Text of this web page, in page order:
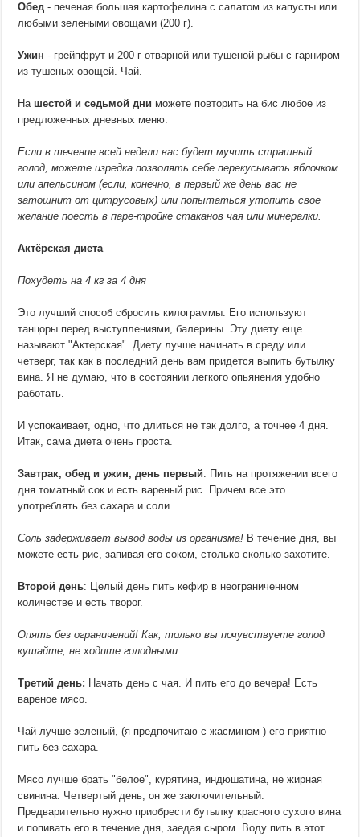
Обед - печеная большая картофелина с салатом из капусты или
любыми зелеными овощами (200 г).
Ужин - грейпфрут и 200 г отварной или тушеной рыбы с гарниром
из тушеных овощей. Чай.
На шестой и седьмой дни можете повторить на бис любое из
предложенных дневных меню.
Если в течение всей недели вас будет мучить страшный
голод, можете изредка позволять себе перекусывать яблочком
или апельсином (если, конечно, в первый же день вас не
затошнит от цитрусовых) или попытаться утопить свое
желание поесть в паре-тройке стаканов чая или минералки.
Актёрская диета
Похудеть на 4 кг за 4 дня
Это лучший способ сбросить килограммы. Его используют
танцоры перед выступлениями, балерины. Эту диету еще
называют "Актерская". Диету лучше начинать в среду или
четверг, так как в последний день вам придется выпить бутылку
вина. Я не думаю, что в состоянии легкого опьянения удобно
работать.
И успокаивает, одно, что длиться не так долго, а точнее 4 дня.
Итак, сама диета очень проста.
Завтрак, обед и ужин, день первый: Пить на протяжении всего
дня томатный сок и есть вареный рис. Причем все это
употреблять без сахара и соли.
Соль задерживает вывод воды из организма! В течение дня, вы
можете есть рис, запивая его соком, столько сколько захотите.
Второй день: Целый день пить кефир в неограниченном
количестве и есть творог.
Опять без ограничений! Как, только вы почувствуете голод
кушайте, не ходите голодными.
Третий день: Начать день с чая. И пить его до вечера! Есть
вареное мясо.
Чай лучше зеленый, (я предпочитаю с жасмином ) его приятно
пить без сахара.
Мясо лучше брать "белое", курятина, индюшатина, не жирная
свинина. Четвертый день, он же заключительный:
Предварительно нужно приобрести бутылку красного сухого вина
и попивать его в течение дня, заедая сыром. Воду пить в этот